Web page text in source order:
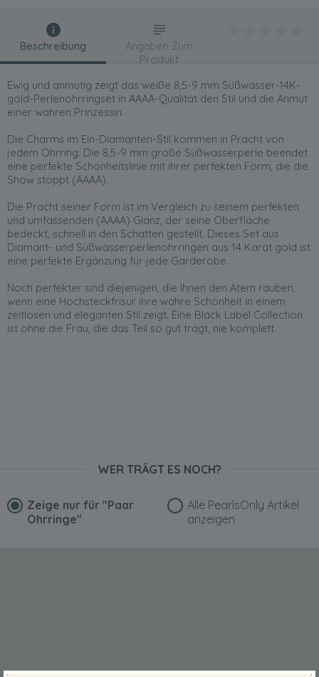
Beschreibung
Ewig und anmutig zeigt das weiße 8,5-9 mm Süßwasser-14K-
gold-Perlenohrringset in AAAA-Qualität den Stil und die Anmut
einer wahren Prinzessin.
Die Charms im Ein-Diamanten-Stil kommen in Pracht von
jedem Ohrring. Die 8,5-9 mm große Süßwasserperle beendet
eine perfekte Schönheitslinie mit ihrer perfekten Form, die die
Show stoppt (AAAA).
Die Pracht seiner Form ist im Vergleich zu seinem perfekten
und umfassenden (AAAA) Glanz, der seine Oberfläche
bedeckt, schnell in den Schatten gestellt. Dieses Set aus
Diamant- und Süßwasserperlenohrringen aus 14 Karat gold ist
eine perfekte Ergänzung für jede Garderobe.
Noch perfekter sind diejenigen, die Ihnen den Atem rauben,
wenn eine Hochsteckfrisur ihre wahre Schönheit in einem
zeitlosen und eleganten Stil zeigt. Eine Black Label Collection
ist ohne die Frau, die das Teil so gut trägt, nie komplett.
Angaben Zum
Produkt
WER TRÄGT ES NOCH?
Zeige nur für "Paar
Ohrringe"
Alle PearlsOnly Artikel
anzeigen